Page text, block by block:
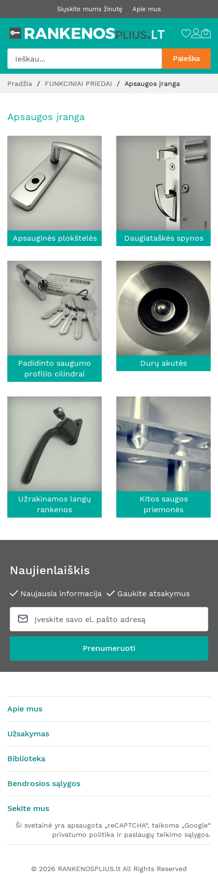
Siųskite mums žinutę Apie mus
Paieška
Pereiti
prie
Pradžia FUNKCINIAI PRIEDAI Apsaugos įranga
Apsaugos įranga
Apsauginės plokštelės Daugiataškės spynos
Padidinto saugumo
profilio cilindrai
Durų akutės
Užrakinamos langų
rankenos
Kitos saugos
priemonės
Naujienlaiškis
Naujausia informacija Gaukite atsakymus
Prenumeruoti
Apie mus
Užsakymas
Biblioteka
Bendrosios sąlygos
Sekite mus
Ši svetainė yra apsaugota „reCAPTCHA“, taikoma „Google“
privatumo politika ir paslaugų teikimo sąlygos.
© 2026 RANKENOSPLIUS.lt All Rights Reserved